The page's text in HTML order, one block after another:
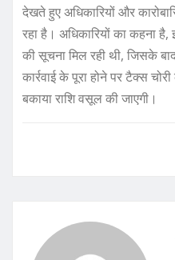
देखते हुए अधिकारियों और
रहा है। अधिकारियों का कहना है,
की सूचना मिल रही थी, जिसके
कार्रवाई के पूरा होने पर टैक्स
बकाया राशि वसूल की जाएगी।